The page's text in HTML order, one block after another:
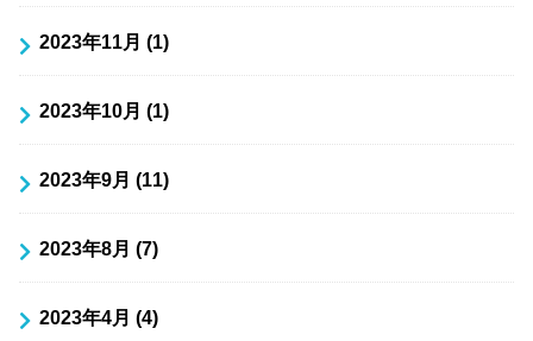
2023年11月 (1)
2023年10月 (1)
2023年9月 (11)
2023年8月 (7)
2023年4月 (4)